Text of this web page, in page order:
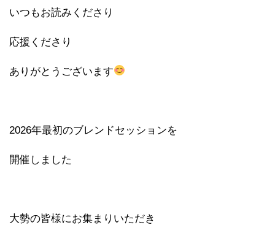
いつもお読みくださり
応援くださり
ありがとうございます
2026年最初のブレンドセッションを
開催しました
大勢の皆様にお集まりいただき